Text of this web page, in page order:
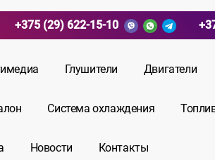
+375 (29) 622-15-10
Глушители Двигатели
Система охлаждения
Новости Контакты